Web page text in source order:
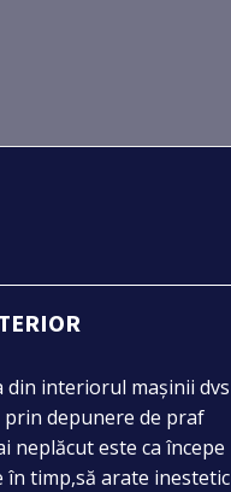
din interiorul mașinii dvs
prin depunere de praf
neplăcut este ca începe
în timp,să arate inestetic